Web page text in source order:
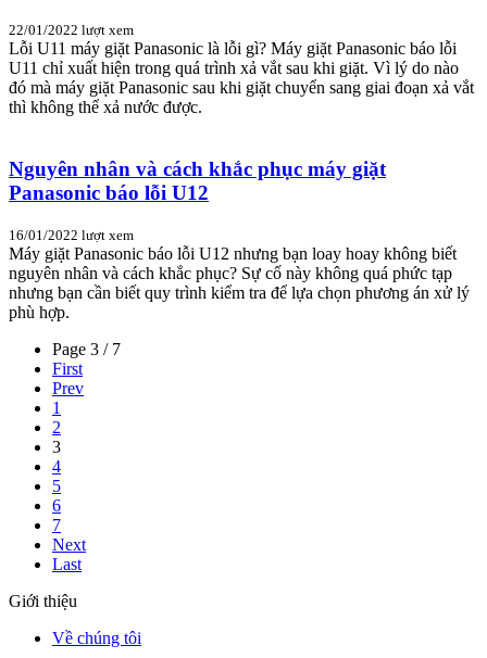
22/01/2022 lượt xem
Lỗi U11 máy giặt Panasonic là lỗi gì? Máy giặt Panasonic báo lỗi
U11 chỉ xuất hiện trong quá trình xả vắt sau khi giặt. Vì lý do nào
đó mà máy giặt Panasonic sau khi giặt chuyển sang giai đoạn xả vắt
thì không thể xả nước được.
Nguyên nhân và cách khắc phục máy giặt
Panasonic báo lỗi U12
16/01/2022 lượt xem
Máy giặt Panasonic báo lỗi U12 nhưng bạn loay hoay không biết
nguyên nhân và cách khắc phục? Sự cố này không quá phức tạp
nhưng bạn cần biết quy trình kiểm tra để lựa chọn phương án xử lý
phù hợp.
Page 3 / 7
First
Prev
1
2
3
4
5
6
7
Next
Last
Giới thiệu
Về chúng tôi